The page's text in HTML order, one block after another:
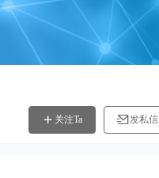
关注Ta 发私信